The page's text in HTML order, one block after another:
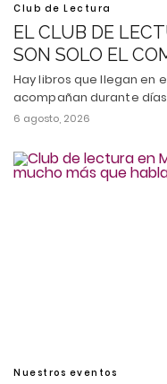
Club de Lectura
EL CLUB DE
SON SOLO EL
Hay libros que llegan en
acompañan durante
6 agosto, 2026
Nuestros eventos